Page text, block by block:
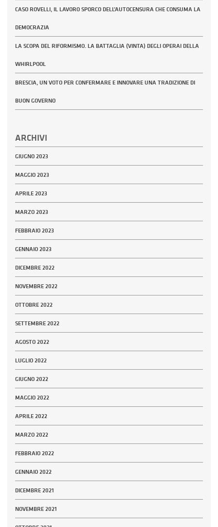
CASO ROVELLI, IL LAVORO SPORCO DELL’AUTOCENSURA CHE CONSUMA LA
DEMOCRAZIA
LA SCOPA DEL RIFORMISMO. LA BATTAGLIA (VINTA) DEGLI OPERAI DELLA
WHIRLPOOL
BRESCIA, UN VOTO PER CONFERMARE E INNOVARE UNA TRADIZIONE DI
BUON GOVERNO
ARCHIVI
GIUGNO 2023
MAGGIO 2023
APRILE 2023
MARZO 2023
FEBBRAIO 2023
GENNAIO 2023
DICEMBRE 2022
NOVEMBRE 2022
OTTOBRE 2022
SETTEMBRE 2022
AGOSTO 2022
LUGLIO 2022
GIUGNO 2022
MAGGIO 2022
APRILE 2022
MARZO 2022
FEBBRAIO 2022
GENNAIO 2022
DICEMBRE 2021
NOVEMBRE 2021